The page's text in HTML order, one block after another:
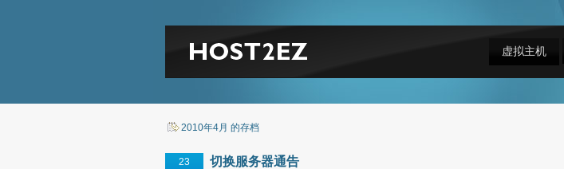
虚拟主机
2010年4月 的存档
23 切换服务器通告